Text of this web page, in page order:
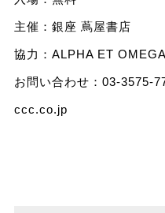
主催：銀座 蔦屋書店
協力：ALPHA ET OMEGA
お問い合わせ：03-3575-
ccc.co.jp